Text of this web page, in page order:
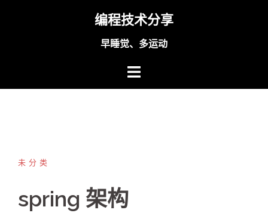
编程技术分享
早睡觉、多运动
未分类
spring 架构